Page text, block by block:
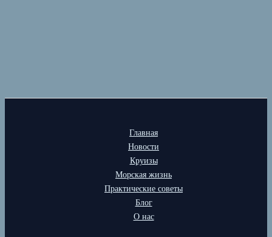
Главная
Новости
Круизы
Морская жизнь
Практические советы
Блог
О нас